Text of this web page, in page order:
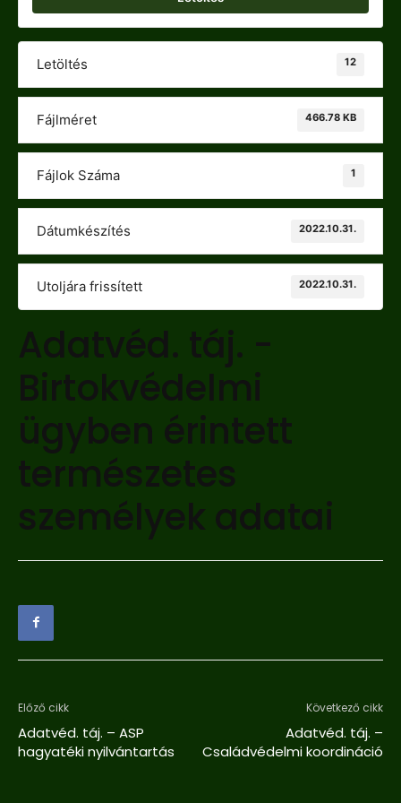
Letöltés 12
Fájlméret 466.78 KB
Fájlok Száma 1
Dátumkészítés 2022.10.31.
Utoljára frissített 2022.10.31.
Adatvéd. táj. -
Birtokvédelmi
ügyben érintett
természetes
személyek adatai
Előző cikk
Adatvéd. táj. – ASP
hagyatéki nyilvántartás
Következő cikk
Adatvéd. táj. –
Családvédelmi koordináció